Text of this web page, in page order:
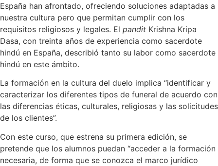
España han afrontado, ofreciendo soluciones adaptadas a
nuestra cultura pero que permitan cumplir con los
requisitos religiosos y legales. El pandit Krishna Kripa
Dasa, con treinta años de experiencia como sacerdote
hindú en España, describió tanto su labor como sacerdote
hindú en este ámbito.
La formación en la cultura del duelo implica “identificar y
caracterizar los diferentes tipos de funeral de acuerdo con
las diferencias éticas, culturales, religiosas y las solicitudes
de los clientes”.
Con este curso, que estrena su primera edición, se
pretende que los alumnos puedan “acceder a la formación
necesaria, de forma que se conozca el marco jurídico